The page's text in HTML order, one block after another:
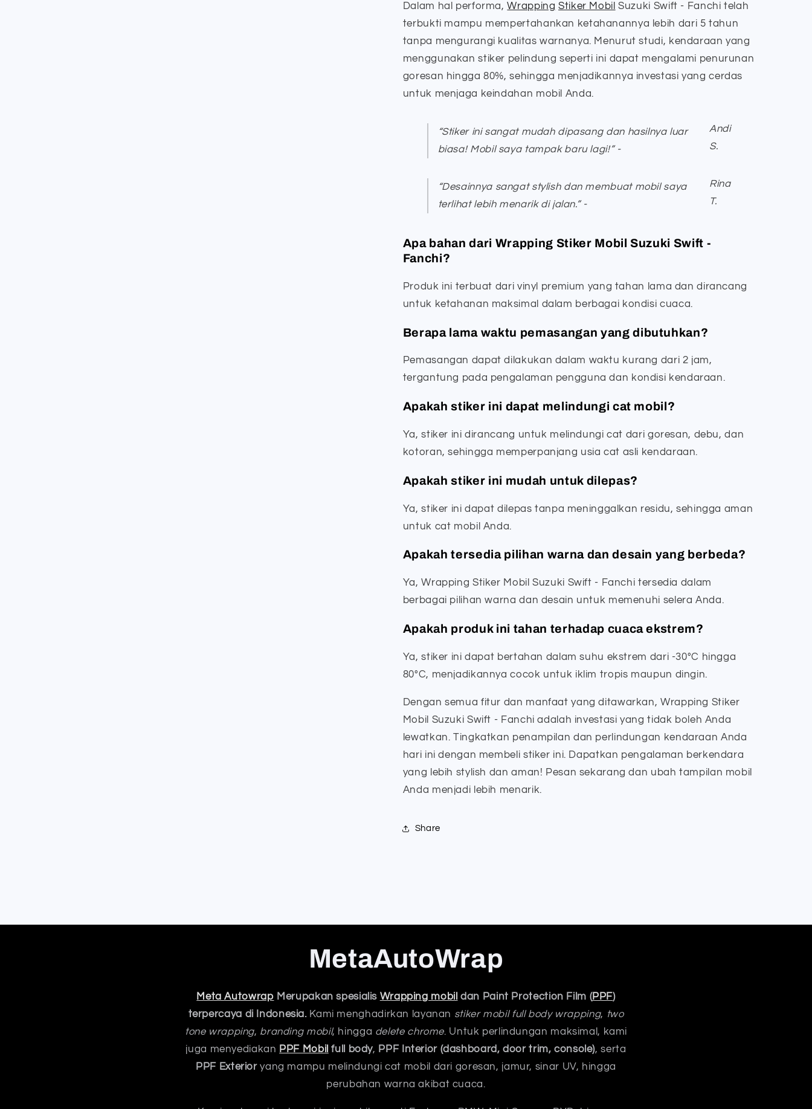
Dalam hal performa,Wrapping Stiker Mobil Suzuki Swift - Fanchi telah
terbukti mampu mempertahankan ketahanannya lebih dari 5 tahun
tanpa mengurangi kualitas warnanya. Menurut studi, kendaraan yang
menggunakan stiker pelindung seperti ini dapat mengalami penurunan
goresan hingga 80%, sehingga menjadikannya investasi yang cerdas
untuk menjaga keindahan mobil Anda.
“Stiker ini sangat mudah dipasang dan hasilnya luar
biasa! Mobil saya tampak baru lagi!” -
Andi
S.
“Desainnya sangat stylish dan membuat mobil saya
terlihat lebih menarik di jalan.” -
Rina
T.
Apa bahan dari Wrapping Stiker Mobil Suzuki Swift -
Fanchi?
Produk ini terbuat dari vinyl premium yang tahan lama dan dirancang
untuk ketahanan maksimal dalam berbagai kondisi cuaca.
Berapa lama waktu pemasangan yang dibutuhkan?
Pemasangan dapat dilakukan dalam waktu kurang dari 2 jam,
tergantung pada pengalaman pengguna dan kondisi kendaraan.
Apakah stiker ini dapat melindungi cat mobil?
Ya, stiker ini dirancang untuk melindungi cat dari goresan, debu, dan
kotoran, sehingga memperpanjang usia cat asli kendaraan.
Apakah stiker ini mudah untuk dilepas?
Ya, stiker ini dapat dilepas tanpa meninggalkan residu, sehingga aman
untuk cat mobil Anda.
Apakah tersedia pilihan warna dan desain yang berbeda?
Ya, Wrapping Stiker Mobil Suzuki Swift - Fanchi tersedia dalam
berbagai pilihan warna dan desain untuk memenuhi selera Anda.
Apakah produk ini tahan terhadap cuaca ekstrem?
Ya, stiker ini dapat bertahan dalam suhu ekstrem dari -30°C hingga
80°C, menjadikannya cocok untuk iklim tropis maupun dingin.
Dengan semua fitur dan manfaat yang ditawarkan, Wrapping Stiker
Mobil Suzuki Swift - Fanchi adalah investasi yang tidak boleh Anda
lewatkan. Tingkatkan penampilan dan perlindungan kendaraan Anda
hari ini dengan membeli stiker ini. Dapatkan pengalaman berkendara
yang lebih stylish dan aman! Pesan sekarang dan ubah tampilan mobil
Anda menjadi lebih menarik.
Share
MetaAutoWrap
Meta Autowrap Merupakan spesialis Wrapping mobil dan Paint Protection Film (PPF)
terpercaya di Indonesia.Kami menghadirkan layanan stiker mobil full body wrapping, two
tone wrapping, branding mobil, hingga delete chrome. Untuk perlindungan maksimal, kami
juga menyediakan PPF Mobil full body, PPF Interior (dashboard, door trim, console), serta
PPF Exterioryang mampu melindungi cat mobil dari goresan, jamur, sinar UV, hingga
perubahan warna akibat cuaca.